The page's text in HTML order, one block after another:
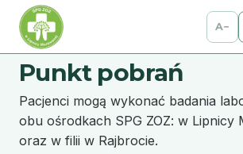
A−
Punkt pobrań
Pacjenci mogą wykonać badania
obu ośrodkach SPG ZOZ: w Lipnicy
oraz w filii w Rajbrocie.